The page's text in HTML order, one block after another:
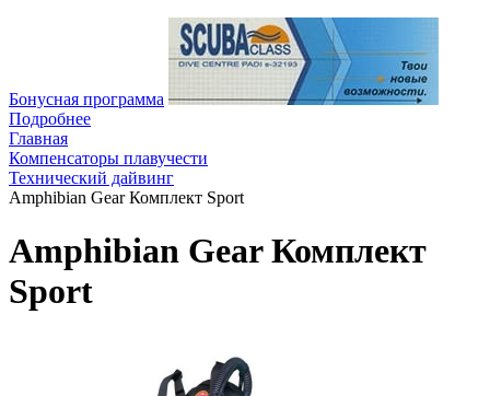
Бонусная программа
Подробнее
Главная
Компенсаторы плавучести
Технический дайвинг
Amphibian Gear Комплект Sport
Amphibian Gear Комплект
Sport